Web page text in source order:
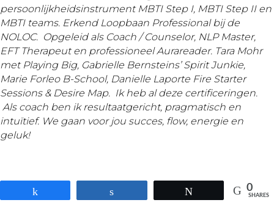
persoonlijkheidsinstrument MBTI Step I, MBTI Step II en
MBTI teams. Erkend Loopbaan Professional bij de
NOLOC. Opgeleid als Coach / Counselor, NLP Master,
EFT Therapeut en professioneel Aurareader. Tara Mohr
met Playing Big, Gabrielle Bernsteins’ Spirit Junkie,
Marie Forleo B-School, Danielle Laporte Fire Starter
Sessions & Desire Map. Ik heb al deze certificeringen.
Als coach ben ik resultaatgericht, pragmatisch en
intuïtief. We gaan voor jou succes, flow, energie en
geluk!
0
SHARES